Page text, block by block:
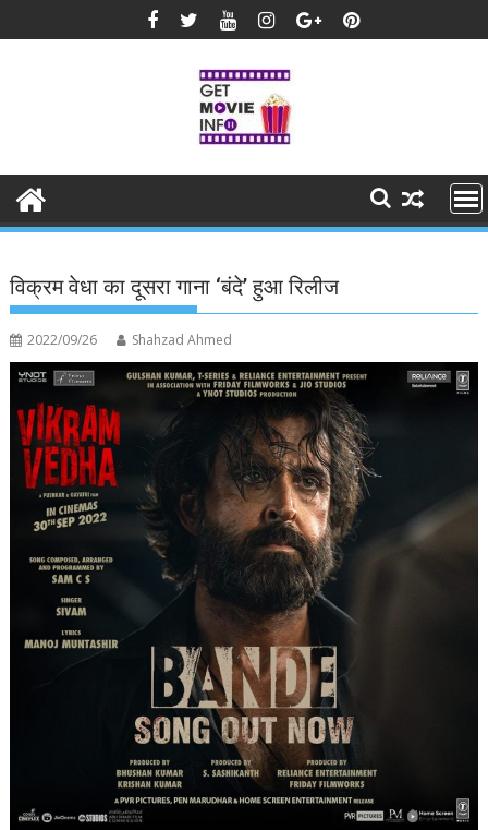
to
विक्रम वेधा का दूसरा गाना ‘बंदे’ हुआ रिलीज
2022/09/26 Shahzad Ahmed